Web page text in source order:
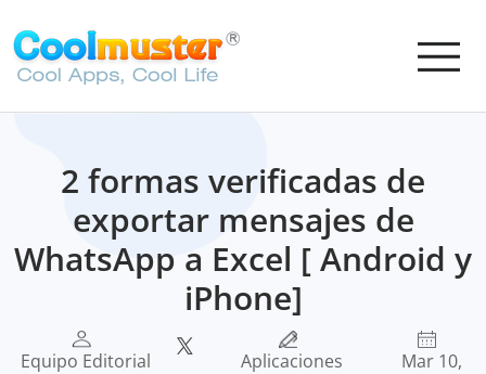
2 formas verificadas de
exportar mensajes de
WhatsApp a Excel [ Android y
iPhone]
Equipo Editorial
Aplicaciones
Mar 10,